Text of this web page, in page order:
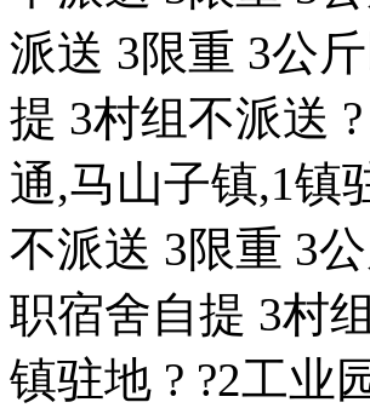
派送 3限重 3公
提 3村组不派送
通,马山子镇,1镇
不派送 3限重 3
职宿舍自提 3村
镇驻地 ? ?2工业